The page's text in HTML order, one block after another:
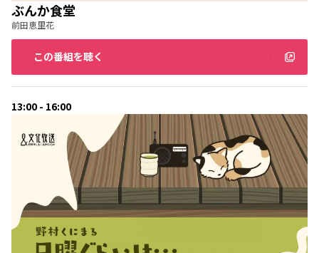
ぶんか食堂
前田恵里花
この番組を聴く
13:00 - 16:00